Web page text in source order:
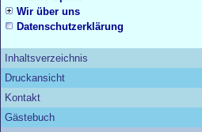
Wir über uns
Datenschutzerklärung
Inhaltsverzeichnis
Druckansicht
Kontakt
Gästebuch